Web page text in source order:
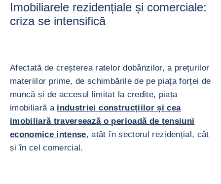
Imobiliarele rezidențiale și comerciale:
criza se intensifică
Afectată de creșterea ratelor dobânzilor, a prețurilor
materiilor prime, de schimbările de pe piața forței de
muncă și de accesul limitat la credite, piața
imobiliară a industriei construcțiilor și cea
imobiliară traversează o perioadă de tensiuni
economice intense, atât în sectorul rezidențial, cât
și în cel comercial.